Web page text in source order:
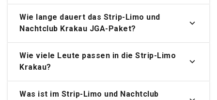
Wie lange dauert das Strip-Limo und
Nachtclub Krakau JGA-Paket?
Wie viele Leute passen in die Strip-Limo
Krakau?
Was ist im Strip-Limo und Nachtclub